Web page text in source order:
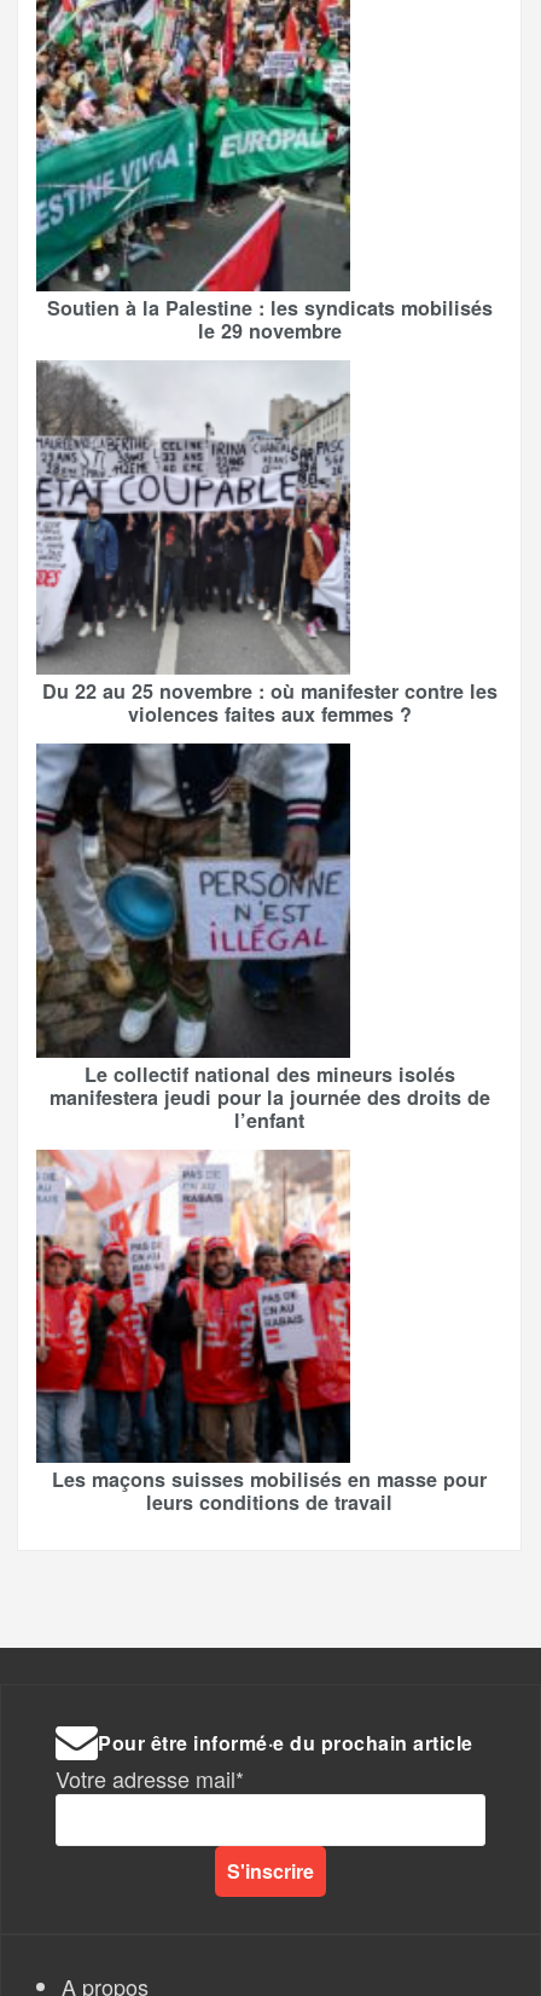
Soutien à la Palestine : les syndicats mobilisés
le 29 novembre
Du 22 au 25 novembre : où manifester contre les
violences faites aux femmes ?
Le collectif national des mineurs isolés
manifestera jeudi pour la journée des droits de
l’enfant
Les maçons suisses mobilisés en masse pour
leurs conditions de travail
Pour être informé·e du prochain article
Votre adresse mail*
A propos